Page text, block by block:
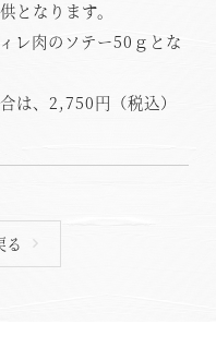
となります。
レ肉のソテー50ｇとな
は、2,750円（税込）
る